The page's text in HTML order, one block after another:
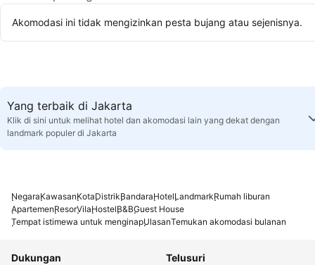
Akomodasi ini tidak mengizinkan pesta bujang atau sejenisnya.
Yang terbaik di Jakarta
Klik di sini untuk melihat hotel dan akomodasi lain yang dekat dengan
landmark populer di Jakarta
NegaraKawasanKotaDistrikBandaraHotelLandmarkRumah liburan
ApartemenResorVilaHostelB&BGuest House
Tempat istimewa untuk menginapUlasanTemukan akomodasi bulanan
Dukungan
Telusuri